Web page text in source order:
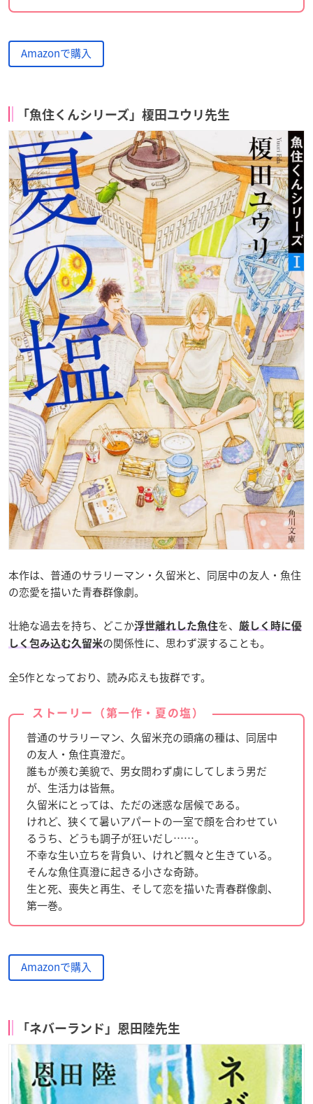
Amazonで購入
「魚住くんシリーズ」榎田ユウリ先生
本作は、普通のサラリーマン・久留米と、同居中の友人・魚住
の恋愛を描いた青春群像劇。
壮絶な過去を持ち、どこか浮世離れした魚住を、
厳しく時に優
しく包み込む久留米の関係性に、思わず涙することも。
全5作となっており、読み応えも抜群です。
ストーリー（第一作・夏の塩）
普通のサラリーマン、久留米充の頭痛の種は、同居中
の友人・魚住真澄だ。
誰もが羨む美貌で、男女問わず虜にしてしまう男だ
が、生活力は皆無。
久留米にとっては、ただの迷惑な居候である。
けれど、狭くて暑いアパートの一室で顔を合わせてい
るうち、どうも調子が狂いだし……。
不幸な生い立ちを背負い、けれど飄々と生きている。
そんな魚住真澄に起きる小さな奇跡。
生と死、喪失と再生、そして恋を描いた青春群像劇、
第一巻。
Amazonで購入
「ネバーランド」恩田陸先生